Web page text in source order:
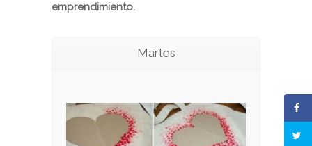
emprendimiento.
Martes